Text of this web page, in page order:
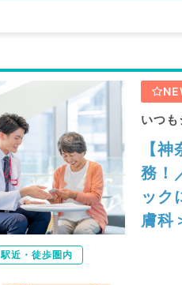
いつ
【
務！
ック
膚科
駅近・徒歩圏内